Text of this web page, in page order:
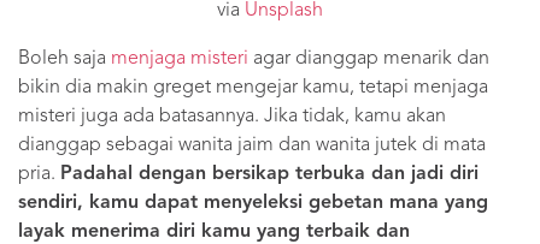
via Unsplash
Boleh saja menjaga misteri agar dianggap menarik dan
bikin dia makin greget mengejar kamu, tetapi menjaga
misteri juga ada batasannya. Jika tidak, kamu akan
dianggap sebagai wanita jaim dan wanita jutek di mata
pria. Padahal dengan bersikap terbuka dan jadi diri
sendiri, kamu dapat menyeleksi gebetan mana yang
layak menerima diri kamu yang terbaik dan